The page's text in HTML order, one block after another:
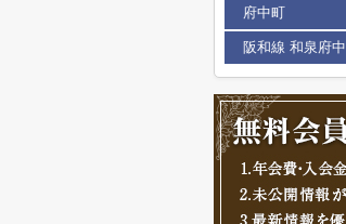
府中町
阪和線 和泉府中